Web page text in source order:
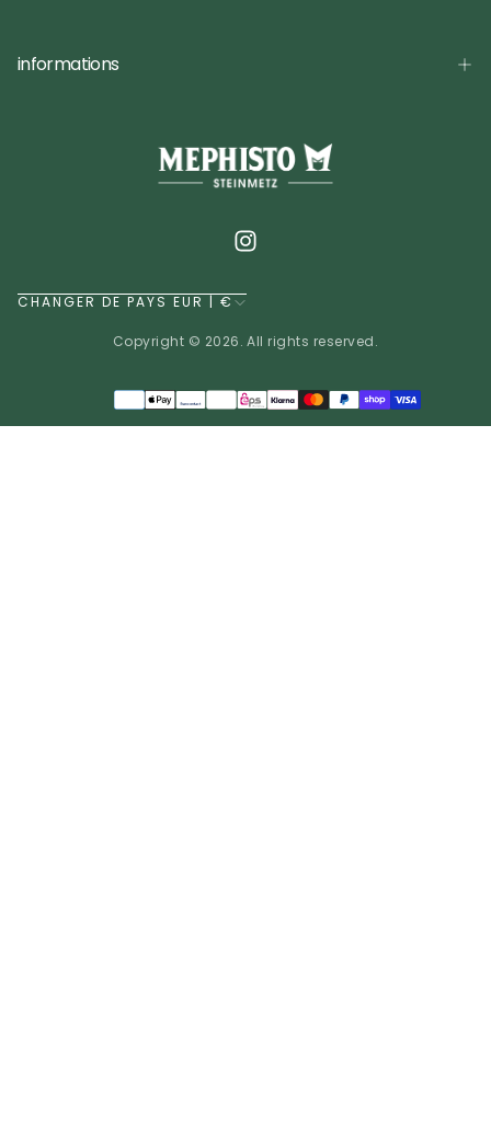
informations
CHANGER DE PAYS EUR | €
Copyright © 2026. All rights reserved.
Méthodes
de